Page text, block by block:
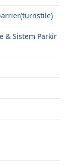
& Sistem Parkir